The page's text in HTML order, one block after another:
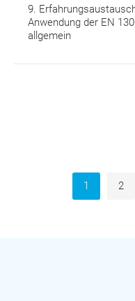
9.
Anwendung der EN
allgemein
1
2